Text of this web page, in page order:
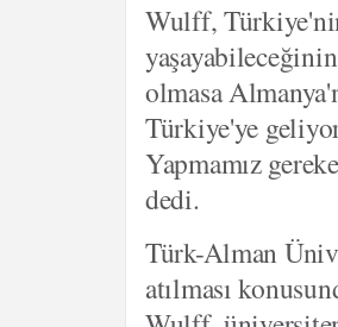
Wulff,
olmasa
Türkiye'ye
Yapmamız
dedi.
Türk-Alman
atılması